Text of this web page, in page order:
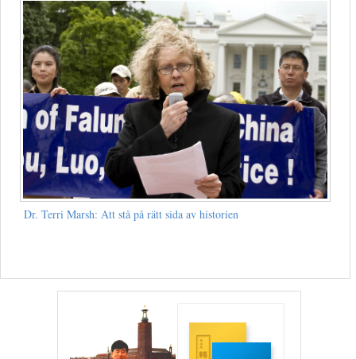
Dr. Terri Marsh: Att stå på rätt sida av historien